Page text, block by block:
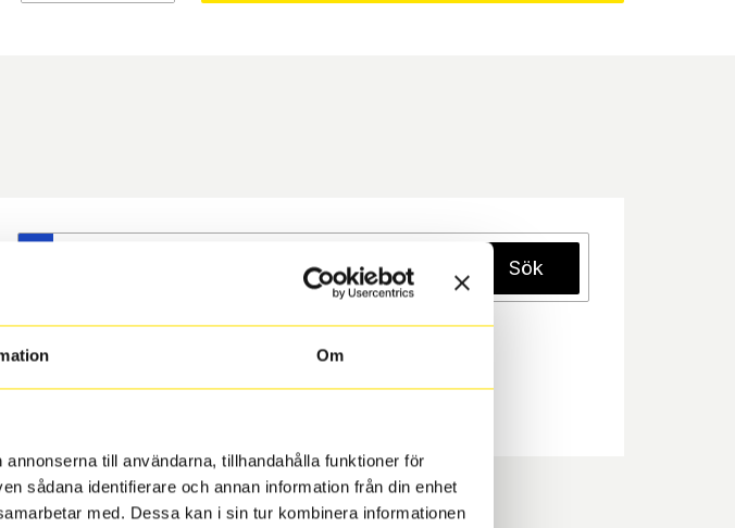
Om
till användarna, tillhandahålla funktioner för
sådana identifierare och annan information från din enhet
med. Dessa kan i sin tur kombinera informationen
Sök